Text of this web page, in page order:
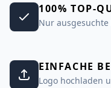
100% TOP-
Nur ausgesuchte
EINFACHE
Logo hochladen